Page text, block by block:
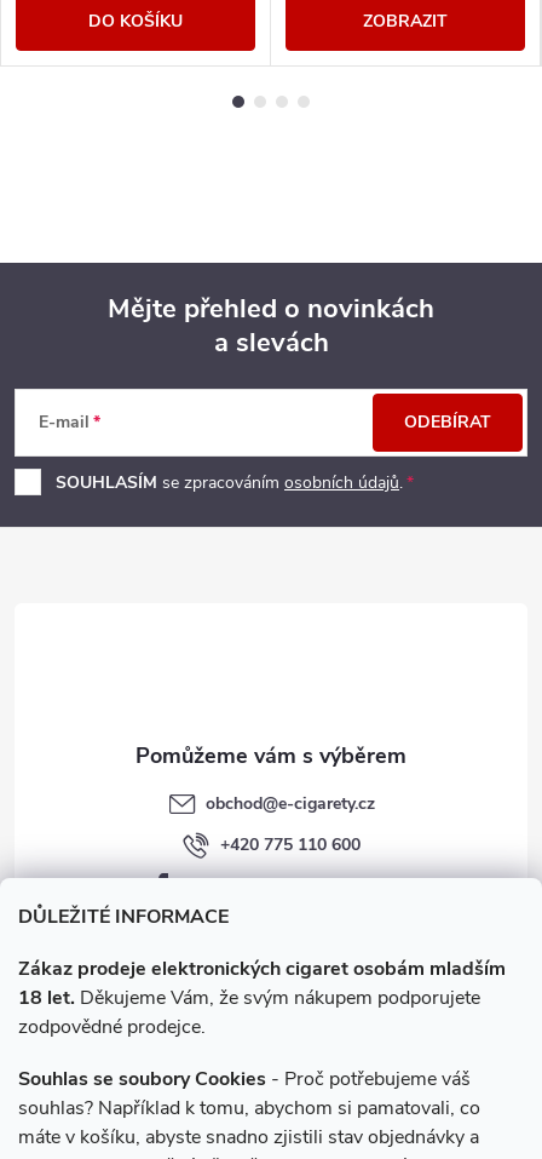
DŮLEŽITÉ INFORMACE
Zákaz prodeje elektronických cigaret osobám mladším
18 let. Děkujeme Vám, že svým nákupem podporujete
zodpovědné prodejce.
Souhlas se soubory Cookies - Proč potřebujeme váš
souhlas? Například k tomu, abychom si pamatovali, co
máte v košíku, abyste snadno zjistili stav objednávky a
DO KOŠÍKU ZOBRAZIT
p
a
Mějte přehled o novinkách
a slevách
E-mail
SOUHLASÍM se zpracováním osobních údajů.
ODEBÍRAT
obchod@e-cigarety.cz
+420 775 110 600
facebook.com/e-cigarety.cz